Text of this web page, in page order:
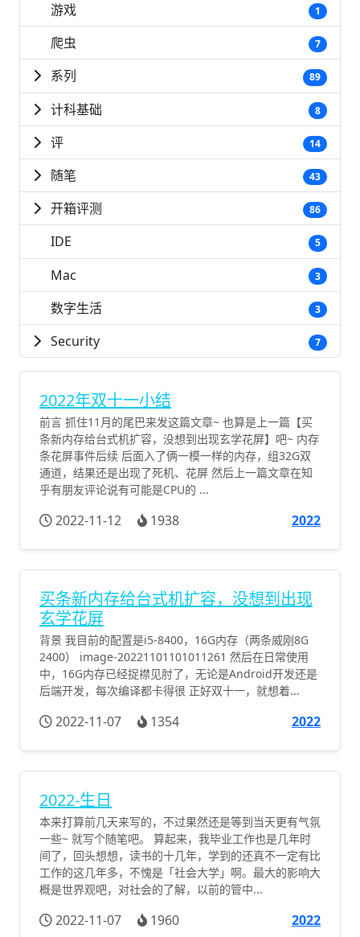
游戏 1
爬虫 7
系列 89
计科基础 8
评 14
随笔 43
开箱评测 86
IDE 5
Mac 3
数字生活 3
Security 7
2022年双十一小结
前言 抓住11月的尾巴来发这篇文章~ 也算是上一篇【买
条新内存给台式机扩容，没想到出现玄学花屏】吧~ 内存
条花屏事件后续 后面入了俩一模一样的内存，组32G双
通道，结果还是出现了死机、花屏 然后上一篇文章在知
乎有朋友评论说有可能是CPU的 ...
2022-11-12 1938 2022
买条新内存给台式机扩容，没想到出现
玄学花屏
背景 我目前的配置是i5-8400，16G内存（两条威刚8G
2400） image-20221101101011261 然后在日常使用
中，16G内存已经捉襟见肘了，无论是Android开发还是
后端开发，每次编译都卡得很 正好双十一，就想着...
2022-11-07 1354 2022
2022-生日
本来打算前几天来写的，不过果然还是等到当天更有气氛
一些~ 就写个随笔吧。 算起来，我毕业工作也是几年时
间了，回头想想，读书的十几年，学到的还真不一定有比
工作的这几年多，不愧是「社会大学」啊。最大的影响大
概是世界观吧，对社会的了解，以前的管中...
2022-11-07 1960 2022